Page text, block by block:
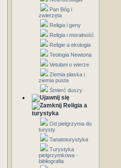
Pan Bóg i
zwierzęta
Religia i geny
Religia i moralność
Religie a ekologia
Teologia Newtona
Vetulani o wierze
Ziemia płaska i
ziemia pusta
Śmierć duszy
Religia a
turystyka
Od pielgrzyma do
turysty
Tanatoturystyka
Turystyka
pielgrzymkowa -
bibliografia